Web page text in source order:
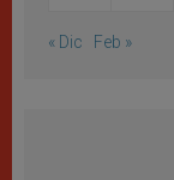
« Dic Feb »